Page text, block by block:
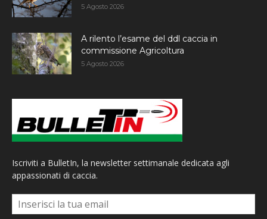
5 Agosto 2026
A rilento l’esame del ddl caccia in
commissione Agricoltura
5 Agosto 2026
Iscriviti a BulletIn, la newsletter settimanale dedicata agli
appassionati di caccia.